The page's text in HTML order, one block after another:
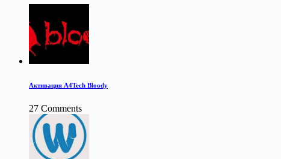
Активация A4Tech Bloody
27 Comments